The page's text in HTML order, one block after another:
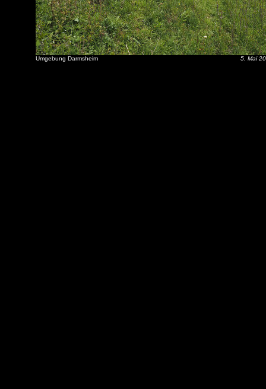
Umgebung Darmsheim 5. Mai